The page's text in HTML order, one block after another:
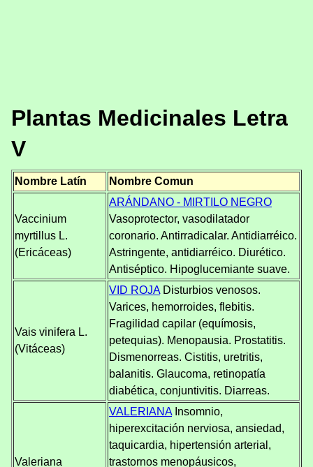
Plantas Medicinales Letra
V
Nombre Latín Nombre Comun
Vaccinium
myrtillus L.
(Ericáceas)
ARÁNDANO - MIRTILO NEGRO
Vasoprotector, vasodilatador
coronario. Antirradicalar. Antidiarréico.
Astringente, antidiarréico. Diurético.
Antiséptico. Hipoglucemiante suave.
Vais vinifera L.
(Vitáceas)
VID ROJADisturbios venosos.
Varices, hemorroides, flebitis.
Fragilidad capilar (equímosis,
petequias). Menopausia. Prostatitis.
Dismenorreas. Cistitis, uretritis,
balanitis. Glaucoma, retinopatía
diabética, conjuntivitis. Diarreas.
Valeriana
VALERIANAInsomnio,
hiperexcitación nerviosa, ansiedad,
taquicardia, hipertensión arterial,
trastornos menopáusicos,